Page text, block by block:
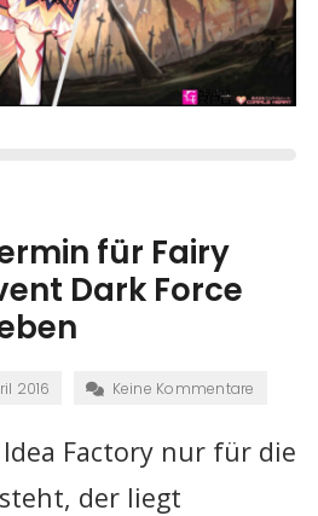
für Fairy
Dark Force
2016 Keine Kommentare
Factory nur für die
der liegt